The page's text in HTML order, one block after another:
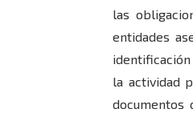
las
entidades
la actividad
documentos